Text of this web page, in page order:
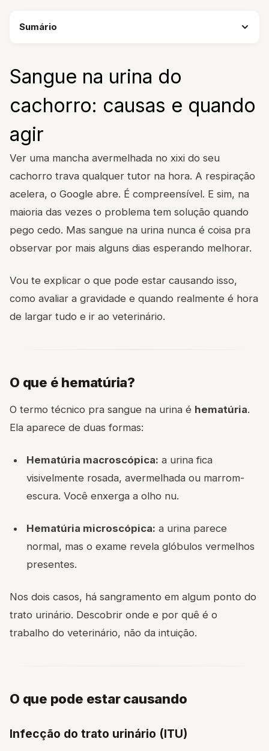
Sumário
Sangue na urina do
cachorro: causas e quando
agir
Ver uma mancha avermelhada no xixi do seu
cachorro trava qualquer tutor na hora. A respiração
acelera, o Google abre. É compreensível. E sim, na
maioria das vezes o problema tem solução quando
pego cedo. Mas sangue na urina nunca é coisa pra
observar por mais alguns dias esperando melhorar.
Vou te explicar o que pode estar causando isso,
como avaliar a gravidade e quando realmente é hora
de largar tudo e ir ao veterinário.
O que é hematúria?
O termo técnico pra sangue na urina é hematúria.
Ela aparece de duas formas:
Hematúria macroscópica: a urina fica
visivelmente rosada, avermelhada ou marrom-
escura. Você enxerga a olho nu.
Hematúria microscópica: a urina parece
normal, mas o exame revela glóbulos vermelhos
presentes.
Nos dois casos, há sangramento em algum ponto do
trato urinário. Descobrir onde e por quê é o
trabalho do veterinário, não da intuição.
O que pode estar causando
Infecção do trato urinário (ITU)